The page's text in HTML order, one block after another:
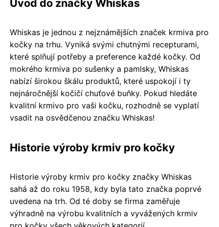
Úvod do značky Whiskas
Whiskas je jednou z nejznámějších značek krmiva pro
kočky na trhu. Vyniká svými chutnými recepturami,
které splňují potřeby a preference každé kočky. Od
mokrého krmiva po sušenky a pamlsky, Whiskas
nabízí širokou škálu produktů, které uspokojí i ty
nejnáročnější kočičí chuťové buňky. Pokud hledáte
kvalitní krmivo pro vaši kočku, rozhodně se vyplatí
vsadit na osvědčenou značku Whiskas!
Historie výroby krmiv pro kočky
Historie výroby krmiv pro kočky značky Whiskas
sahá až do roku 1958, kdy byla tato značka poprvé
uvedena na trh. Od té doby se firma zaměřuje
výhradně na výrobu kvalitních a vyvážených krmiv